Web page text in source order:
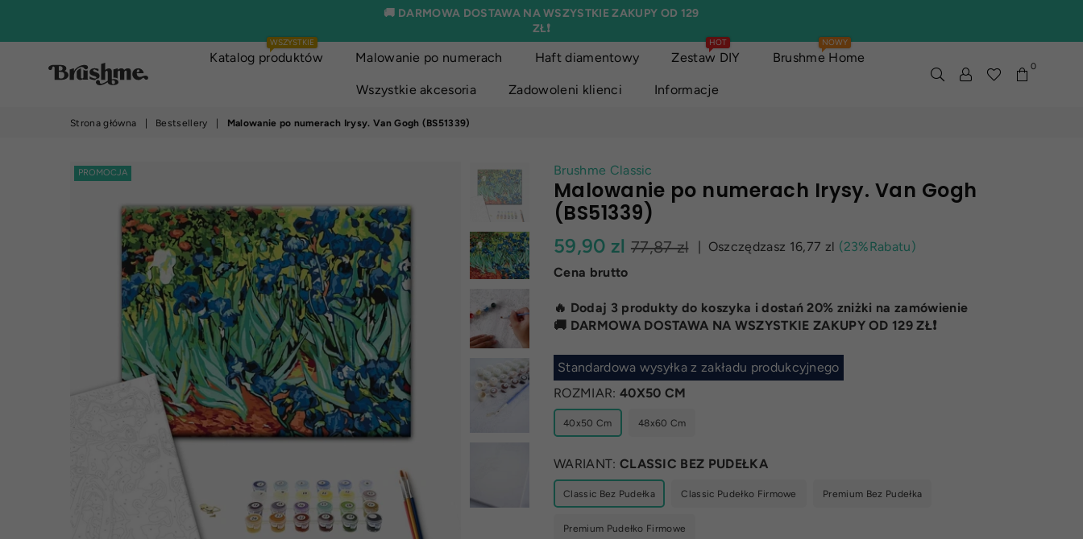
🚚 DARMOWA DOSTAWA NA WSZYSTKIE ZAKUPY OD 129
ZŁ❗
Katalog produktów
WSZYSTKIE
Malowanie po numerach Haft diamentowy Zestaw DIY
HOT
Brushme Home
NOWY
Wszystkie akcesoria Zadowoleni klienci Informacje
0
Strona główna Bestsellery Malowanie po numerach Irysy. Van Gogh (BS51339)
PROMOCJA Brushme Classic
Malowanie po numerach Irysy. Van Gogh
(BS51339)
Normalna
cena
59,90 zl 77,87 zl Oszczędzasz 16,77 zl (23%Rabatu)
Cena brutto
🔥 Dodaj 3 produkty do koszyka i dostań 20% zniżki na zamówienie
🚚 DARMOWA DOSTAWA NA WSZYSTKIE ZAKUPY OD 129 ZŁ❗
Standardowa wysyłka z zakładu produkcyjnego
ROZMIAR: 40X50 CM
40x50 Cm 48x60 Cm
WARIANT: CLASSIC BEZ PUDEŁKA
Classic Bez Pudełka Classic Pudełko Firmowe Premium Bez Pudełka
Premium Pudełko Firmowe